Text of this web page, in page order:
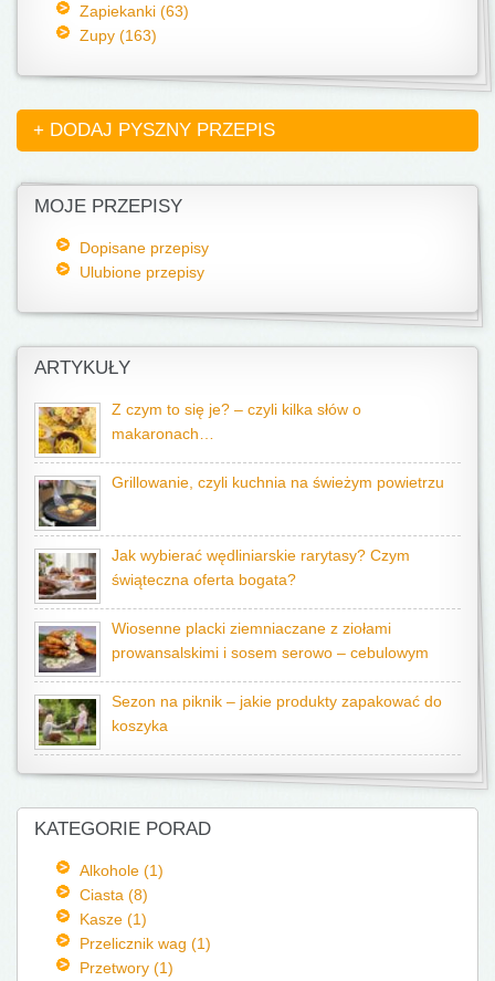
Zapiekanki (63)
Zupy (163)
+ DODAJ PYSZNY PRZEPIS
MOJE PRZEPISY
Dopisane przepisy
Ulubione przepisy
ARTYKUŁY
Z czym to się je? – czyli kilka słów o
makaronach…
Grillowanie, czyli kuchnia na świeżym powietrzu
Jak wybierać wędliniarskie rarytasy? Czym
świąteczna oferta bogata?
Wiosenne placki ziemniaczane z ziołami
prowansalskimi i sosem serowo – cebulowym
Sezon na piknik – jakie produkty zapakować do
koszyka
KATEGORIE PORAD
Alkohole (1)
Ciasta (8)
Kasze (1)
Przelicznik wag (1)
Przetwory (1)